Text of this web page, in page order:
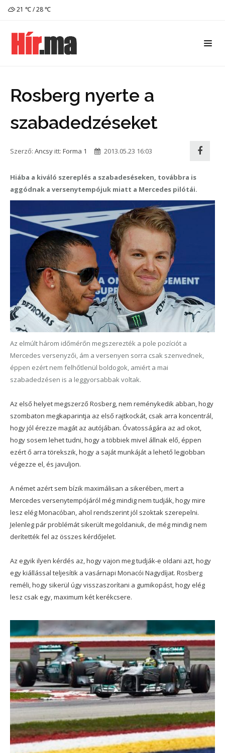
21 ℃ / 28 ℃
Rosberg nyerte a
szabadedzéseket
Szerző: Ancsy itt: Forma 1 2013.05.23 16:03
Hiába a kiváló szereplés a szabadeséseken, továbbra is
aggódnak a versenytempójuk miatt a Mercedes pilótái.
Az elmúlt három időmérőn megszerezték a pole pozíciót a
Mercedes versenyzői, ám a versenyen sorra csak szenvednek,
éppen ezért nem felhőtlenül boldogok, amiért a mai
szabadedzésen is a leggyorsabbak voltak.
Az első helyet megszerző Rosberg, nem reménykedik abban, hogy
szombaton megkaparintja az első rajtkockát, csak arra koncentrál,
hogy jól érezze magát az autójában. Óvatosságára az ad okot,
hogy sosem lehet tudni, hogy a többiek mivel állnak elő, éppen
ezért ő arra törekszik, hogy a saját munkáját a lehető legjobban
végezze el, és javuljon.
A német azért sem bízik maximálisan a sikerében, mert a
Mercedes versenytempójáról még mindig nem tudják, hogy mire
lesz elég Monacóban, ahol rendszerint jól szoktak szerepelni.
Jelenleg pár problémát sikerült megoldaniuk, de még mindig nem
derítették fel az összes kérdőjelet.
Az egyik ilyen kérdés az, hogy vajon meg tudják-e oldani azt, hogy
egy kiállással teljesítik a vasárnapi Monacói Nagydíjat. Rosberg
reméli, hogy sikerül úgy visszaszorítani a gumikopást, hogy elég
lesz csak egy, maximum két kerékcsere.